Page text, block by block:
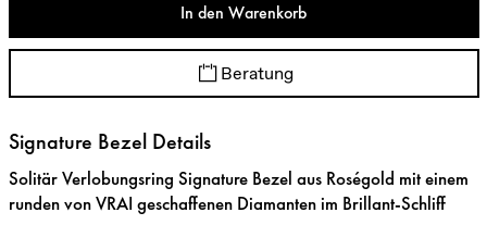
In den Warenkorb
Beratung
Signature Bezel Details
Solitär Verlobungsring Signature Bezel aus Roségold mit einem
runden von VRAI geschaffenen Diamanten im Brillant-Schliff